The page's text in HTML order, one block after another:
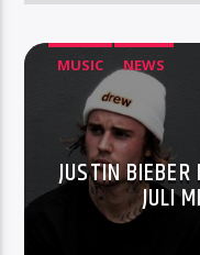
MUSIC NEWS
JUSTIN
JULI